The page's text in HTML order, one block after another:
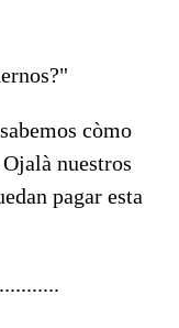
còmo
nuestros
pagar esta